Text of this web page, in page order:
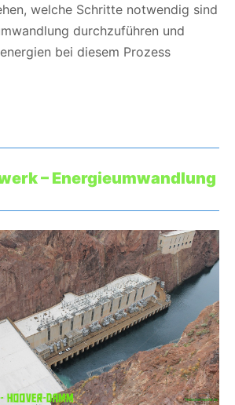
welche Schritte notwendig sind
durchzuführen und
bei diesem Prozess
– Energieumwandlung